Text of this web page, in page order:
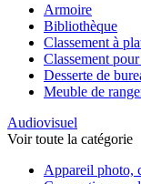
Armoire
Bibliothèque
Classement à
Classement
Desserte de
Meuble de
Audiovisuel
Voir toute la catégorie
Appareil photo,